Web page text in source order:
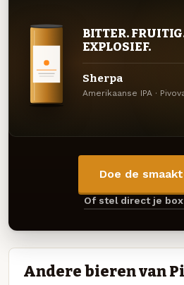
BITTER.
EXPLOSIEF.
Sherpa
Amerikaanse IPA ·
Doe de
Of stel direct je
Andere bieren van